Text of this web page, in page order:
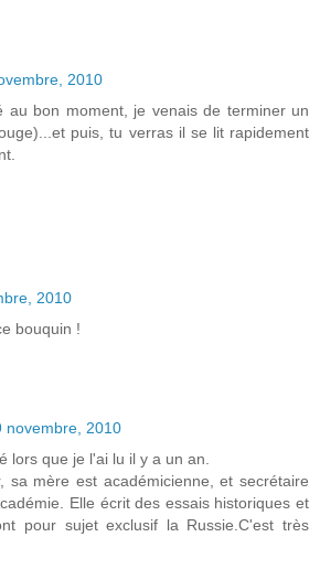
2010
au bon moment, je venais de terminer un
puis, tu verras il se lit rapidement
2010
bouquin !
novembre, 2010
lors que je l'ai lu il y a un an.
sa mère est académicienne, et secrétaire
Elle écrit des essais historiques et
pour sujet exclusif la Russie.C'est très